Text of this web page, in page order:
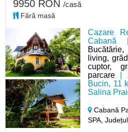
Cazare
living,
cuptor,
parcare |
Bucin, 11
Salina
Cabană
SPA,
9950 RON /casă
Fără masă